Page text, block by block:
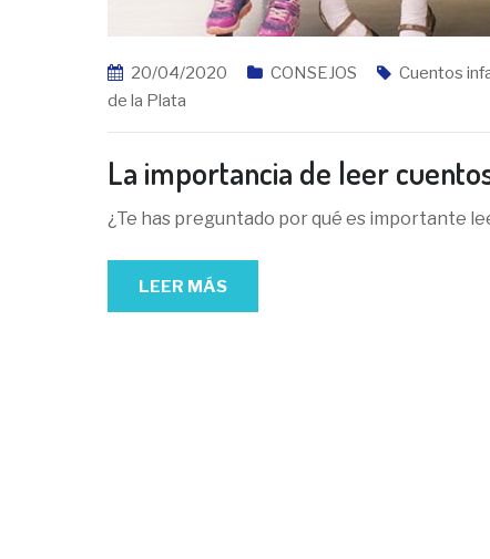
20/04/2020 CONSEJOS Cuentos
de la Plata
La importancia de leer
¿Te has preguntado por qué es importante
LEER MÁS